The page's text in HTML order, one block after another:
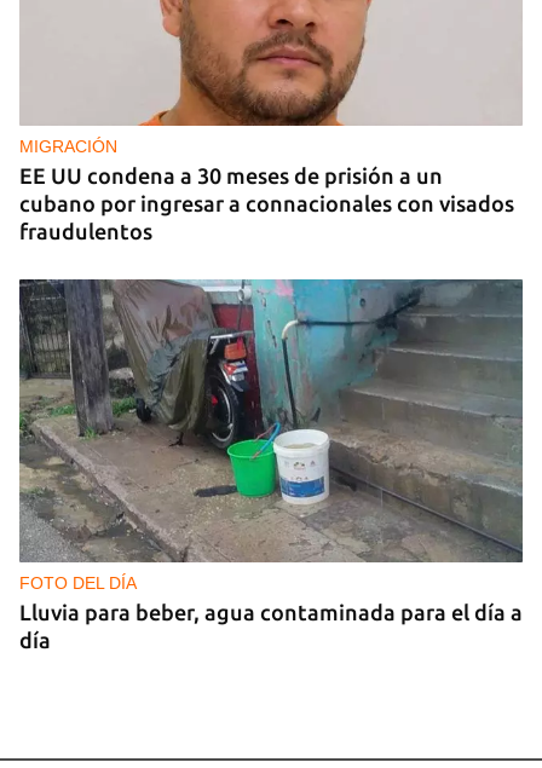
MIGRACIÓN
EE UU condena a 30 meses de prisión a un
cubano por ingresar a connacionales con visados
fraudulentos
FOTO DEL DÍA
Lluvia para beber, agua contaminada para el día a
día